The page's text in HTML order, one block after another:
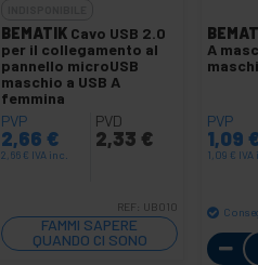
BEMATIK Cavo USB 2.0
per il collegamento al
pannello microUSB
maschio a USB A
femmina
PVP
2,66 €
2,66 € IVA inc.
PVD
2,33 €
REF: UB010
FAMMI SAPERE
QUANDO CI SONO
SCORTE
A
PVP
1,09
1,09 €